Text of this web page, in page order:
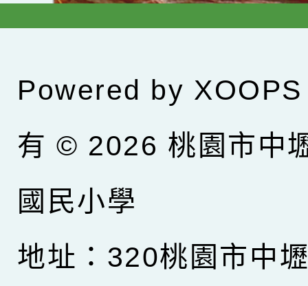
Powered by XOOPS
有 © 2026 桃園市中
國民小學
地址：320桃園市中